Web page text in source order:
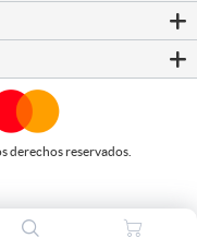
derechos reservados.